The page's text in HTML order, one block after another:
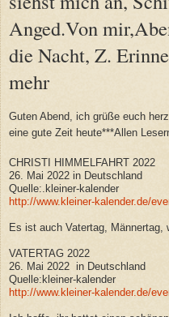
Anged.Von
die Nacht, Z.
mehr
Guten Abend, ich grüße euch
eine gute Zeit heute***Allen
CHRISTI HIMMELFAHRT 2022
26. Mai 2022 in Deutschland
Quelle:.kleiner-kalender
http://www.kleiner-kalender.de/
Es ist auch Vatertag, Männertag,
VATERTAG 2022
26. Mai 2022 in Deutschland
Quelle:kleiner-kalender
http://www.kleiner-kalender.de/